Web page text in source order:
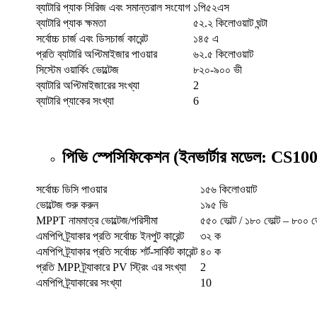
ব্যাটারি প্যাক সিরিজ এবং সমান্তরাল সংযোগ ১পি৫২এস
ব্যাটারি প্যাক ক্ষমতা
৫২.২ কিলোওয়াট ঘন্টা
সর্বোচ্চ চার্জ এবং ডিসচার্জ কারেন্ট
১৪৫ এ
প্রতি ব্যাটারি অপ্টিমাইজার পাওয়ার
৬২.৫ কিলোওয়াট
সিস্টেম ওয়ার্কিং ভোল্টেজ
৮২০-৯০০ ভী
ব্যাটারি অপ্টিমাইজারের সংখ্যা
2
ব্যাটারি প্যাকের সংখ্যা
6
পিভি স্পেসিফিকেশন (ইনভার্টার মডেল:
সর্বোচ্চ ডিসি পাওয়ার
১৫৬ কিলোওয়াট
ভোল্টেজ শুরু করুন
১৯৫ ভি
MPPT নামমাত্র ভোল্টেজ/পরিসীমা
৫৫০ ভোল্ট / ১৮০ ভোল্ট – ৮০০
এমপিপি ট্র্যাকার প্রতি সর্বোচ্চ ইনপুট কারেন্ট
৩২ ক
এমপিপি ট্র্যাকার প্রতি সর্বোচ্চ শর্ট-সার্কিট কারেন্ট ৪০ ক
প্রতি MPP ট্র্যাকারে PV স্ট্রিং এর সংখ্যা
2
এমপিপি ট্র্যাকারের সংখ্যা
10